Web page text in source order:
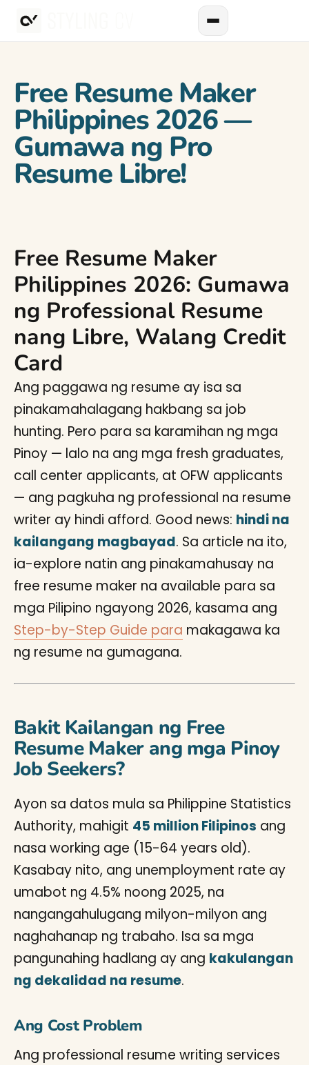
Free Resume Maker
Philippines 2026 —
Gumawa ng Pro
Resume Libre!
Free Resume Maker
Philippines 2026: Gumawa
ng Professional Resume
nang Libre, Walang Credit
Card
Ang paggawa ng resume ay isa sa
pinakamahalagang hakbang sa job
hunting. Pero para sa karamihan ng mga
Pinoy — lalo na ang mga fresh graduates,
call center applicants, at OFW applicants
— ang pagkuha ng professional na resume
writer ay hindi afford. Good news: hindi na
kailangang magbayad. Sa article na ito,
ia-explore natin ang pinakamahusay na
free resume maker na available para sa
mga Pilipino ngayong 2026, kasama ang
Step-by-Step Guide para makagawa ka
ng resume na gumagana.
Bakit Kailangan ng Free
Resume Maker ang mga Pinoy
Job Seekers?
Ayon sa datos mula sa Philippine Statistics
Authority, mahigit 45 million Filipinos ang
nasa working age (15-64 years old).
Kasabay nito, ang unemployment rate ay
umabot ng 4.5% noong 2025, na
nangangahulugang milyon-milyon ang
naghahanap ng trabaho. Isa sa mga
pangunahing hadlang ay ang kakulangan
ng dekalidad na resume.
Ang Cost Problem
Ang professional resume writing services